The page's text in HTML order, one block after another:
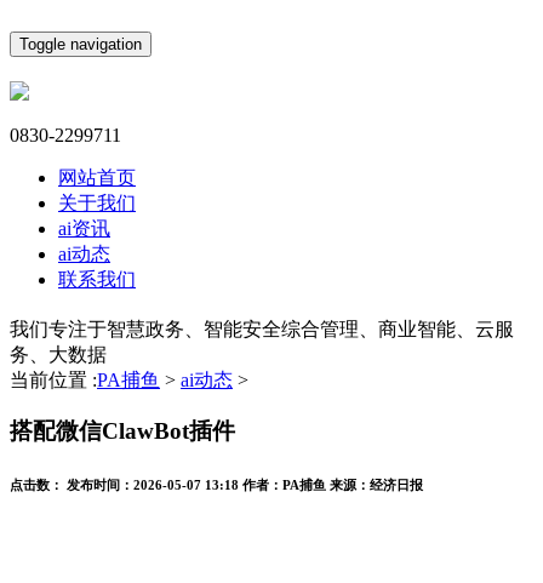
Toggle navigation
0830-2299711
网站首页
关于我们
ai资讯
ai动态
联系我们
我们专注于智慧政务、智能安全综合管理、商业智能、云服
务、大数据
当前位置 :PA捕鱼 > ai动态 >
搭配微信ClawBot插件
点击数： 发布时间： 2026-05-07 13:18 作者： PA捕鱼 来源： 经济日报